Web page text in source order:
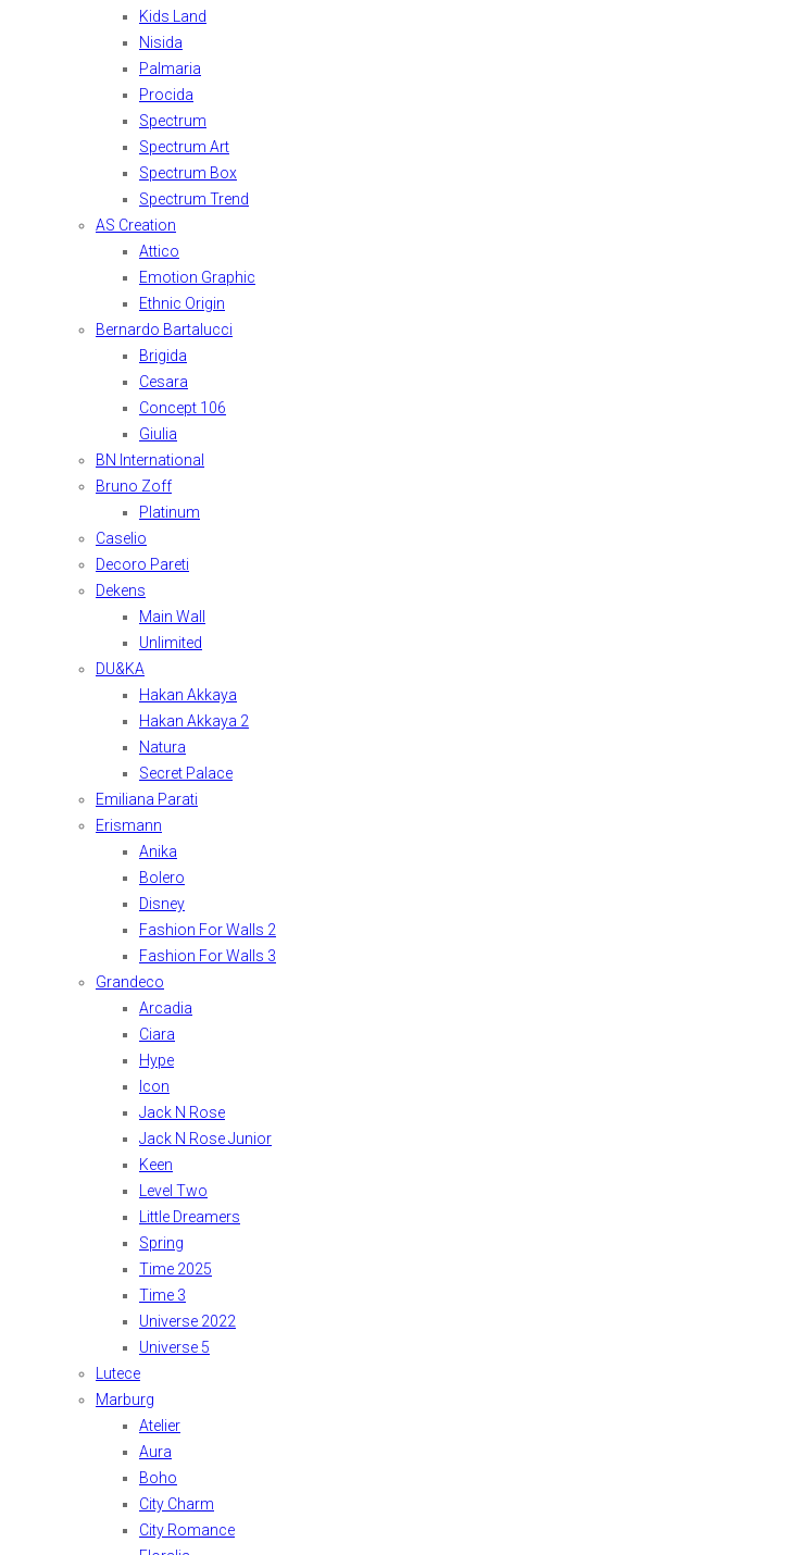
Kids Land
Nisida
Palmaria
Procida
Spectrum
Spectrum Art
Spectrum Box
Spectrum Trend
AS Creation
Attico
Emotion Graphic
Ethnic Origin
Bernardo Bartalucci
Brigida
Cesara
Concept 106
Giulia
BN International
Bruno Zoff
Platinum
Caselio
Decoro Pareti
Dekens
Main Wall
Unlimited
DU&KA
Hakan Akkaya
Hakan Akkaya 2
Natura
Secret Palace
Emiliana Parati
Erismann
Anika
Bolero
Disney
Fashion For Walls 2
Fashion For Walls 3
Grandeco
Arcadia
Ciara
Hype
Icon
Jack N Rose
Jack N Rose Junior
Keen
Level Two
Little Dreamers
Spring
Time 2025
Time 3
Universe 2022
Universe 5
Lutece
Marburg
Atelier
Aura
Boho
City Charm
City Romance